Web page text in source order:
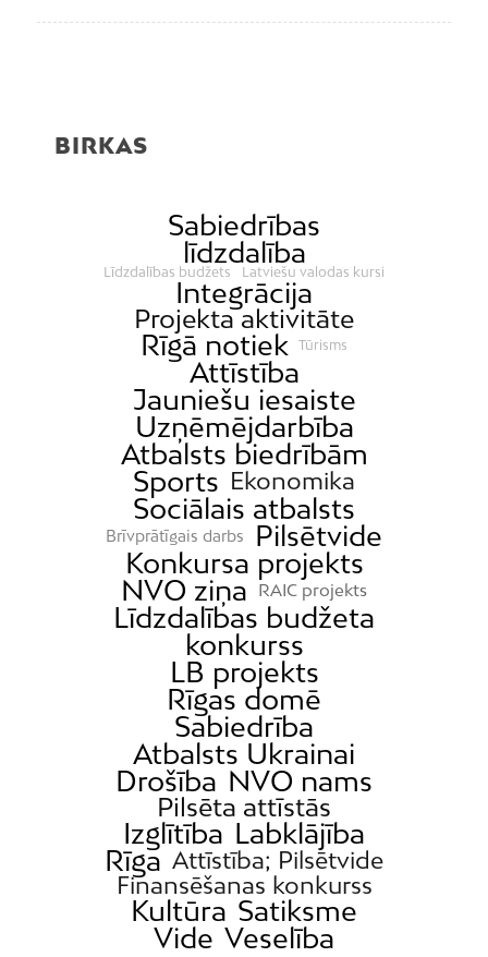
BIRKAS
Sabiedrības
līdzdalība
Līdzdalības budžets Latviešu valodas kursi
Integrācija
Projekta aktivitāte
Rīgā notiek Tūrisms
Attīstība
Jauniešu iesaiste
Uzņēmējdarbība
Atbalsts biedrībām
Sports Ekonomika
Sociālais atbalsts
Brīvprātīgais darbs
Pilsētvide
Konkursa projekts
NVO ziņa
RAIC projekts
Līdzdalības budžeta
konkurss
LB projekts
Rīgas domē
Sabiedrība
Atbalsts Ukrainai
Drošība NVO nams
Pilsēta attīstās
Izglītība Labklājība
Rīga Attīstība; Pilsētvide
Finansēšanas konkurss
Kultūra Satiksme
Vide Veselība